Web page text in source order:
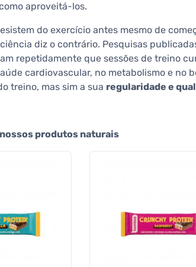
aproveitá-los.
do exercício antes mesmo de
diz o contrário. Pesquisas
repetidamente que sessões de treino
cardiovascular, no metabolismo e no
treino, mas sim a sua regularidade e
produtos naturais